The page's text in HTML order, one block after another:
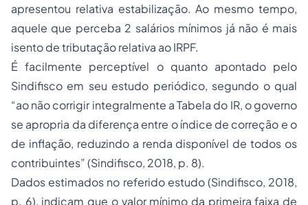
apresentou relativa estabilização. Ao mesmo tempo,
aquele que perceba 2 salários mínimos já não é mais
isento de tributação relativa ao IRPF.
É facilmente perceptível o quanto apontado pelo
Sindifisco em seu estudo periódico, segundo o qual
“ao não corrigir integralmente a Tabela do IR, o governo
se apropria da diferença entre o índice de correção e o
de inflação, reduzindo a renda disponível de todos os
contribuintes” (Sindifisco, 2018, p. 8).
Dados estimados no referido estudo (Sindifisco, 2018,
p. 6), indicam que o valor mínimo da primeira faixa de